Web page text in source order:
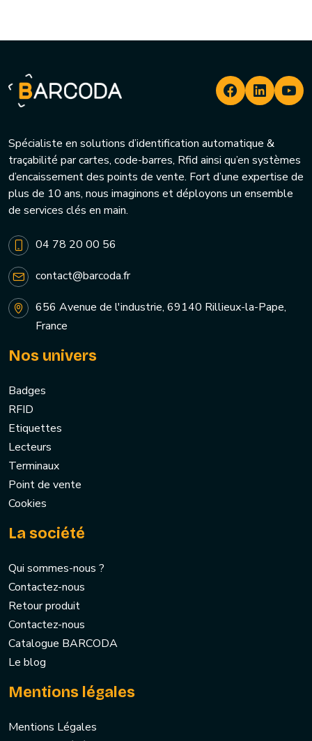
Spécialiste en solutions d’identification automatique &
traçabilité par cartes, code-barres, Rfid ainsi qu’en systèmes
d’encaissement des points de vente. Fort d’une expertise de
plus de 10 ans, nous imaginons et déployons un ensemble
de services clés en main.
04 78 20 00 56
contact@barcoda.fr
656 Avenue de l'industrie, 69140 Rillieux-la-Pape,
France
Nos univers
Badges
RFID
Etiquettes
Lecteurs
Terminaux
Point de vente
Cookies
La société
Qui sommes-nous ?
Contactez-nous
Retour produit
Contactez-nous
Catalogue BARCODA
Le blog
Mentions légales
Mentions Légales